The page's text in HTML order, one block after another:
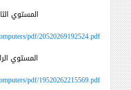
المستوي
pdf/20520269192524.pdf
المستوي
pdf/19520262215569.pdf